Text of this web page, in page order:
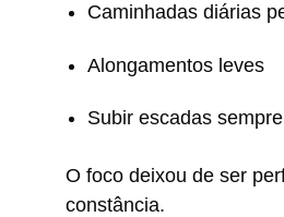
Caminhadas diárias
Alongamentos leves
Subir escadas
O foco deixou de ser
constância.